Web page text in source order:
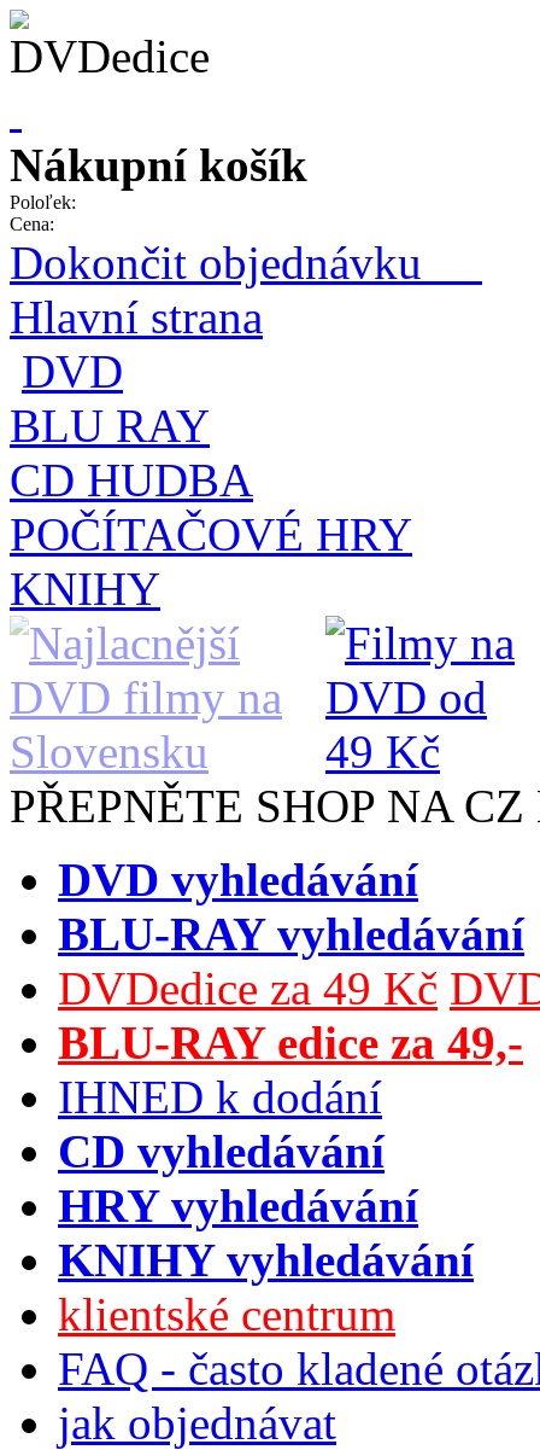
Nákupní košík
Poloľek:
Cena:
Dokončit objednávku
Hlavní strana
DVD
BLU RAY
CD HUDBA
POČÍTAČOVÉ HRY
KNIHY
PŘEPNĚTE SHOP NA
DVD vyhledávání
BLU-RAY vyhledávání
DVDedice za 49 Kč
BLU-RAY edice za 49,-
IHNED k dodání
CD vyhledávání
HRY vyhledávání
KNIHY vyhledávání
klientské centrum
FAQ - často kladené
jak objednávat